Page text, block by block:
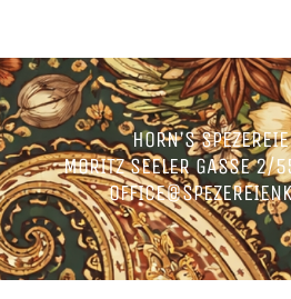
HORN’S
MORITZ SEELER GASSE